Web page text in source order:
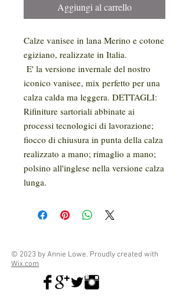
Aggiungi al carrello
Calze vanisee in lana Merino e cotone
egiziano, realizzate in Italia.
E' la versione invernale del nostro
iconico vanisee, mix perfetto per una
calza calda ma leggera. DETTAGLI:
Rifiniture sartoriali abbinate ai
processi tecnologici di lavorazione;
fiocco di chiusura in punta della calza
realizzato a mano; rimaglio a mano;
polsino all'inglese nella versione calza
lunga.
© 2023 by Annie Lowe. Proudly created with
Wix.com